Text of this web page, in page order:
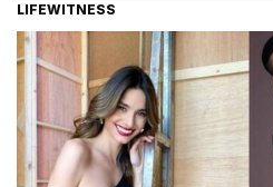
LIFEWITNESS